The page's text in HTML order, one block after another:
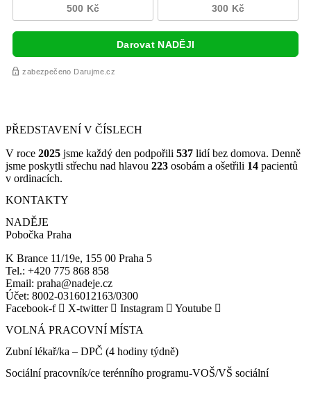
PŘEDSTAVENÍ V ČÍSLECH
V roce 2025 jsme každý den podpořili 537 lidí bez domova. Denně
jsme poskytli střechu nad hlavou 223 osobám a ošetřili 14 pacientů
v ordinacích.
KONTAKTY
NADĚJE
Pobočka Praha
K Brance 11/19e, 155 00 Praha 5
Tel.: +420 775 868 858
Email: praha@nadeje.cz
Účet: 8002-0316012163/0300
Facebook-f
X-twitter Instagram
Youtube
VOLNÁ PRACOVNÍ MÍSTA
Zubní lékař/ka – DPČ (4 hodiny týdně)
Sociální pracovník/ce terénního programu-VOŠ/VŠ sociální